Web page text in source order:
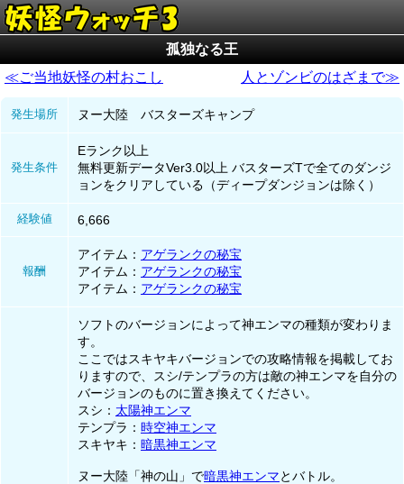
孤独なる王
≪ご当地妖怪の村おこし
人とゾンビのはざまで≫
発生場所 ヌー大陸 バスターズキャンプ
発生条件
Eランク以上
無料更新データVer3.0以上 バスターズTで全てのダンジ
ョンをクリアしている（ディープダンジョンは除く）
経験値 6,666
報酬
アイテム： アゲランクの秘宝
アイテム： アゲランクの秘宝
アイテム： アゲランクの秘宝
ソフトのバージョンによって神エンマの種類が変わりま
す。
ここではスキヤキバージョンでの攻略情報を掲載してお
りますので、スシ/テンプラの方は敵の神エンマを自分の
バージョンのものに置き換えてください。
スシ： 太陽神エンマ
テンプラ： 時空神エンマ
スキヤキ： 暗黒神エンマ
ヌー大陸「神の山」で暗黒神エンマとバトル。